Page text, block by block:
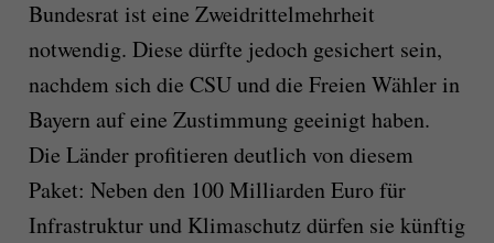
Bundesrat ist eine Zweidrittelmehrheit
notwendig. Diese dürfte jedoch gesichert sein,
nachdem sich die CSU und die Freien Wähler in
Bayern auf eine Zustimmung geeinigt haben.
Die Länder profitieren deutlich von diesem
Paket: Neben den 100 Milliarden Euro für
Infrastruktur und Klimaschutz dürfen sie künftig